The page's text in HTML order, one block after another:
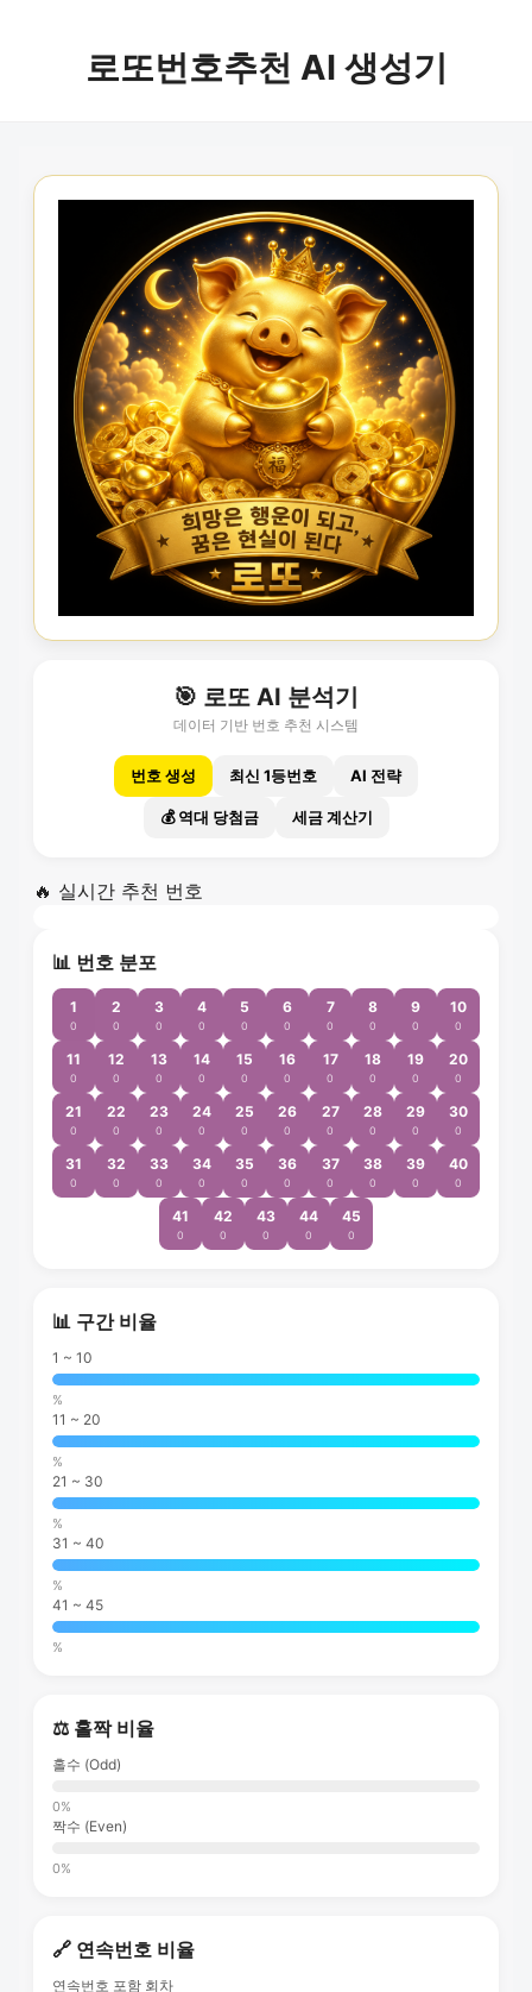
로또번호추천 AI 생성기
🎯 로또 AI 분석기
데이터 기반 번호 추천 시스템
번호 생성 최신 1등번호 AI 전략
💰 역대 당첨금 세금 계산기
🔥 실시간 추천 번호
📊 번호 분포
1
0
2
0
3
0
4
0
5
0
6
0
7
0
8
0
9
0
10
0
11
0
12
0
13
0
14
0
15
0
16
0
17
0
18
0
19
0
20
0
21
0
22
0
23
0
24
0
25
0
26
0
27
0
28
0
29
0
30
0
31
0
32
0
33
0
34
0
35
0
36
0
37
0
38
0
39
0
40
0
41
0
42
0
43
0
44
0
45
0
📊 구간 비율
1 ~ 10
%
11 ~ 20
%
21 ~ 30
%
31 ~ 40
%
41 ~ 45
%
⚖️ 홀짝 비율
홀수 (Odd)
0%
짝수 (Even)
0%
🔗 연속번호 비율
연속번호 포함 회차